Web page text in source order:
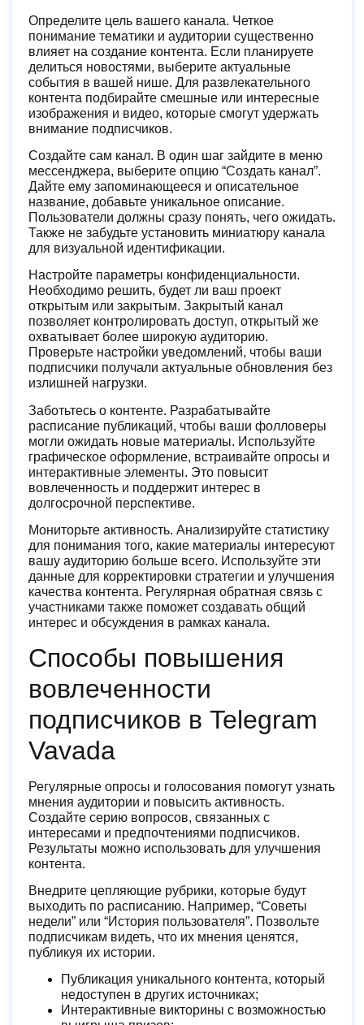
Определите цель вашего канала. Четкое
понимание тематики и аудитории существенно
влияет на создание контента. Если планируете
делиться новостями, выберите актуальные
события в вашей нише. Для развлекательного
контента подбирайте смешные или интересные
изображения и видео, которые смогут удержать
внимание подписчиков.
Создайте сам канал. В один шаг зайдите в меню
мессенджера, выберите опцию “Создать канал”.
Дайте ему запоминающееся и описательное
название, добавьте уникальное описание.
Пользователи должны сразу понять, чего ожидать.
Также не забудьте установить миниатюру канала
для визуальной идентификации.
Настройте параметры конфиденциальности.
Необходимо решить, будет ли ваш проект
открытым или закрытым. Закрытый канал
позволяет контролировать доступ, открытый же
охватывает более широкую аудиторию.
Проверьте настройки уведомлений, чтобы ваши
подписчики получали актуальные обновления без
излишней нагрузки.
Заботьтесь о контенте. Разрабатывайте
расписание публикаций, чтобы ваши фолловеры
могли ожидать новые материалы. Используйте
графическое оформление, встраивайте опросы и
интерактивные элементы. Это повысит
вовлеченность и поддержит интерес в
долгосрочной перспективе.
Мониторьте активность. Анализируйте статистику
для понимания того, какие материалы интересуют
вашу аудиторию больше всего. Используйте эти
данные для корректировки стратегии и улучшения
качества контента. Регулярная обратная связь с
участниками также поможет создавать общий
интерес и обсуждения в рамках канала.
Способы повышения
вовлеченности
подписчиков в Telegram
Vavada
Регулярные опросы и голосования помогут узнать
мнения аудитории и повысить активность.
Создайте серию вопросов, связанных с
интересами и предпочтениями подписчиков.
Результаты можно использовать для улучшения
контента.
Внедрите цепляющие рубрики, которые будут
выходить по расписанию. Например, “Советы
недели” или “История пользователя”. Позвольте
подписчикам видеть, что их мнения ценятся,
публикуя их истории.
Публикация уникального контента, который
недоступен в других источниках;
Интерактивные викторины с возможностью